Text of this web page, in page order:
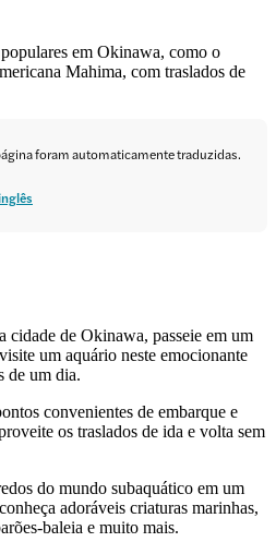
em Okinawa, como o
Mahima, com traslados de
foram automaticamente traduzidas.
cidade de Okinawa, passeie em um
um aquário neste emocionante
de um dia.
convenientes de embarque e
os traslados de ida e volta sem
do mundo subaquático em um
adoráveis criaturas marinhas,
baleia e muito mais.